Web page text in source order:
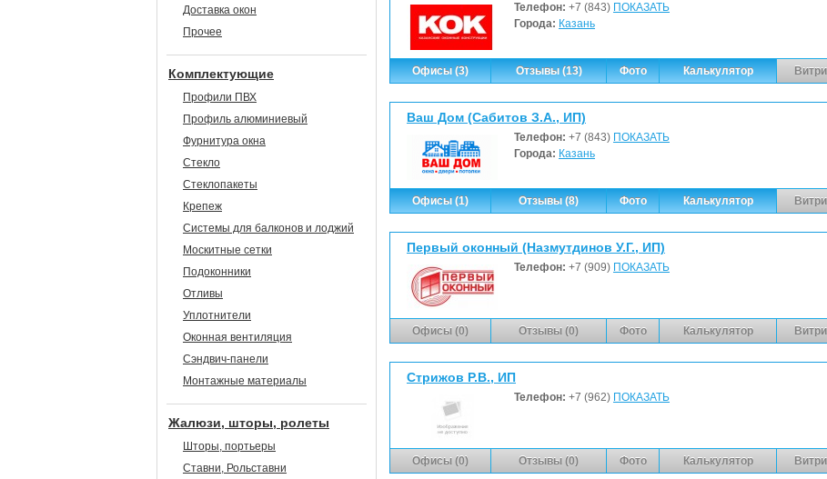
Телефон: +7 (843) ПОКАЗАТЬ
Города: Казань
Офисы (3) Отзывы (13) Фото Калькулятор
Ваш Дом (Сабитов З.А., ИП)
Телефон: +7 (843) ПОКАЗАТЬ
Города: Казань
Офисы (1) Отзывы (8) Фото Калькулятор
Первый оконный (Назмутдинов У.Г., ИП)
Телефон: +7 (909) ПОКАЗАТЬ
Офисы (0) Отзывы (0) Фото Калькулятор
Стрижов Р.В., ИП
Телефон: +7 (962) ПОКАЗАТЬ
Офисы (0) Отзывы (0) Фото Калькулятор
Доставка окон
Прочее
Комплектующие
Профили ПВХ
Профиль алюминиевый
Фурнитура окна
Стекло
Стеклопакеты
Крепеж
Системы для балконов и лоджий
Москитные сетки
Подоконники
Отливы
Уплотнители
Оконная вентиляция
Сэндвич-панели
Монтажные материалы
Жалюзи, шторы, ролеты
Шторы, портьеры
Ставни, Рольставни